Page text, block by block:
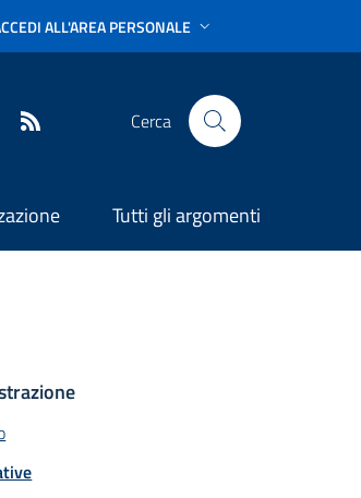
ALL'AREA PERSONALE
Facebook Cerca
Tutti gli argomenti